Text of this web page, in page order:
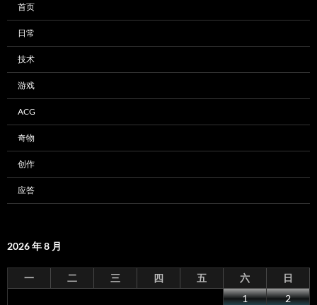
首页
日常
技术
游戏
ACG
奇物
创作
应答
2026 年 8 月
一 二 三 四 五 六
日
1
2